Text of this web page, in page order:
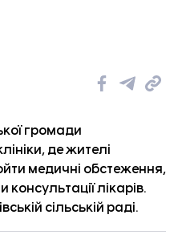
громади
де жителі
медичні обстеження,
лікарів.
сільській раді.